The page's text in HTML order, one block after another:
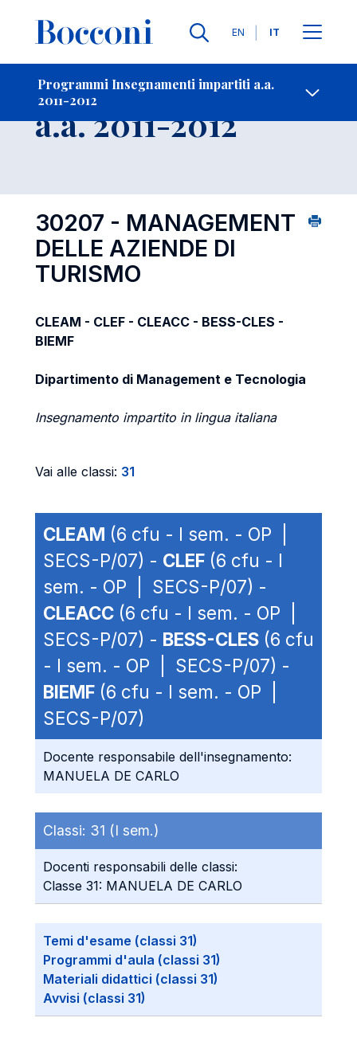
Lingue
EN IT
Programmi Insegnamenti impartiti a.a.
2011-2012
-
Insegnamento
a.a. 2011-2012
30207 - MANAGEMENT
DELLE AZIENDE DI
TURISMO
CLEAM - CLEF - CLEACC - BESS-CLES -
BIEMF
Dipartimento di Management e Tecnologia
Insegnamento impartito in lingua italiana
Vai alle classi: 31
CLEAM (6 cfu - I sem. - OP |
SECS-P/07) - CLEF (6 cfu - I
sem. - OP | SECS-P/07) -
CLEACC (6 cfu - I sem. - OP |
SECS-P/07) - BESS-CLES (6 cfu
- I sem. - OP | SECS-P/07) -
BIEMF (6 cfu - I sem. - OP |
SECS-P/07)
Docente responsabile dell'insegnamento:
MANUELA DE CARLO
Classi: 31 (I sem.)
Docenti responsabili delle classi:
Classe 31: MANUELA DE CARLO
Temi d'esame (classi 31)
Programmi d'aula (classi 31)
Materiali didattici (classi 31)
Avvisi (classi 31)